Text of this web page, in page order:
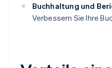
Buchhaltung und
Verbessern Sie Ihre